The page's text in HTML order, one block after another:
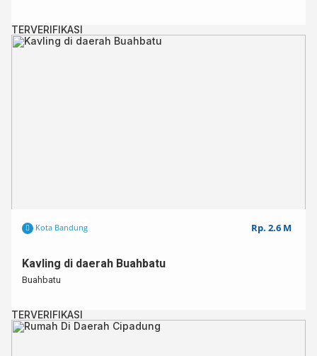
TERVERIFIKASI
Kota Bandung Rp. 2.6 M
Kavling di daerah Buahbatu
Buahbatu
TERVERIFIKASI